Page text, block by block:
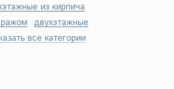
из кирпича
двухэтажные
все категории